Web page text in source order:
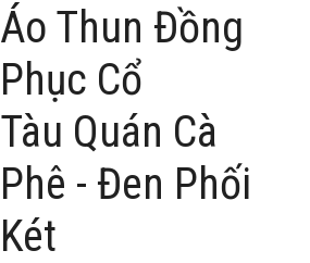
Áo Thun Đồng
Phục Cổ
Tàu Quán Cà
Phê - Đen Phối
Két